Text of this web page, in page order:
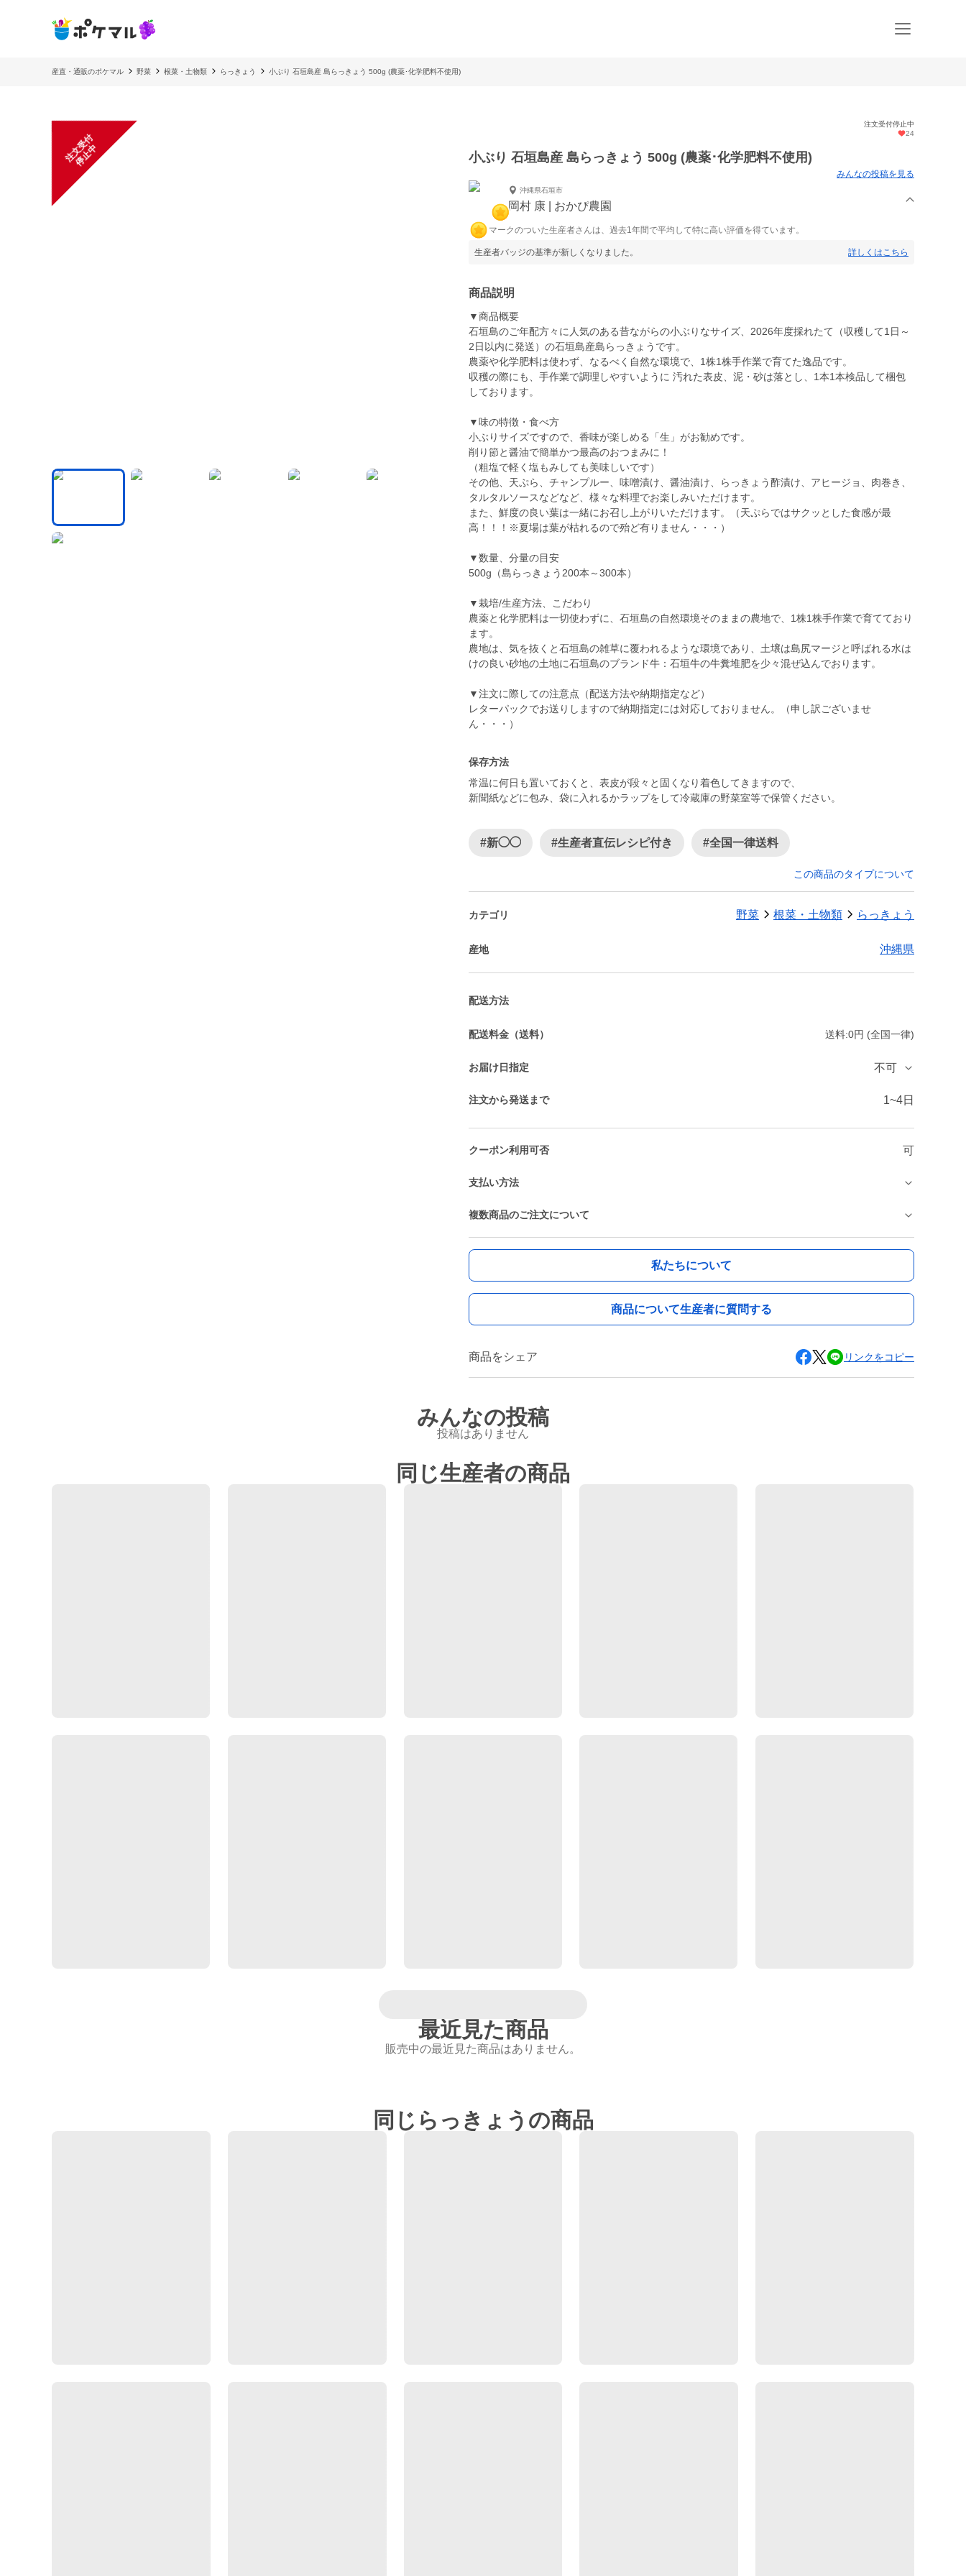
産直・通販のポケマル 野菜 根菜・土物類 らっきょう 小ぶり 石垣島産 島らっきょう 500g (農薬･化学肥料不使用)
注
文
受
付
停
止
中
注文受付停止中
24
小ぶり 石垣島産 島らっきょう 500g (農薬･化学肥料不使用)
みんなの投稿を見る
沖縄県石垣市
岡村 康 | おかぴ農園
マークのついた生産者さんは、過去1年間で平均して特に高い評価を得ています。
生産者バッジの基準が新しくなりました。 詳しくはこちら
商品説明
▼商品概要
石垣島のご年配方々に人気のある昔ながらの小ぶりなサイズ、2026年度採れたて（収穫して1日～
2日以内に発送）の石垣島産島らっきょうです。
農薬や化学肥料は使わず、なるべく自然な環境で、1株1株手作業で育てた逸品です。
収穫の際にも、手作業で調理しやすいように 汚れた表皮、泥・砂は落とし、1本1本検品して梱包
しております。
▼味の特徴・食べ方
小ぶりサイズですので、香味が楽しめる「生」がお勧めです。
削り節と醤油で簡単かつ最高のおつまみに！
（粗塩で軽く塩もみしても美味しいです）
その他、天ぷら、チャンプルー、味噌漬け、醤油漬け、らっきょう酢漬け、アヒージョ、肉巻き、
タルタルソースなどなど、様々な料理でお楽しみいただけます。
また、鮮度の良い葉は一緒にお召し上がりいただけます。（天ぷらではサクッとした食感が最
高！！！※夏場は葉が枯れるので殆ど有りません・・・）
▼数量、分量の目安
500g（島らっきょう200本～300本）
▼栽培/生産方法、こだわり
農薬と化学肥料は一切使わずに、石垣島の自然環境そのままの農地で、1株1株手作業で育てており
ます。
農地は、気を抜くと石垣島の雑草に覆われるような環境であり、土壌は島尻マージと呼ばれる水は
けの良い砂地の土地に石垣島のブランド牛：石垣牛の牛糞堆肥を少々混ぜ込んでおります。
▼注文に際しての注意点（配送方法や納期指定など）
レターパックでお送りしますので納期指定には対応しておりません。（申し訳ございませ
ん・・・）
保存方法
常温に何日も置いておくと、表皮が段々と固くなり着色してきますので、
新聞紙などに包み、袋に入れるかラップをして冷蔵庫の野菜室等で保管ください。
#新◯◯ #生産者直伝レシピ付き #全国一律送料
この商品のタイプについて
カテゴリ 野菜 根菜・土物類 らっきょう
産地 沖縄県
配送方法
配送料金（送料） 送料:0円 (全国一律)
お届け日指定 不可
注文から発送まで 1~4日
クーポン利用可否 可
支払い方法
複数商品のご注文について
私たちについて
商品について生産者に質問する
商品をシェア リンクをコピー
みんなの投稿
投稿はありません
同じ生産者の商品
最近見た商品
販売中の最近見た商品はありません。
同じらっきょうの商品